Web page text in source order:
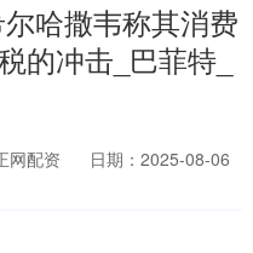
哈撒韦称其消费
的冲击_巴菲特_
网配资
日期：2025-08-06